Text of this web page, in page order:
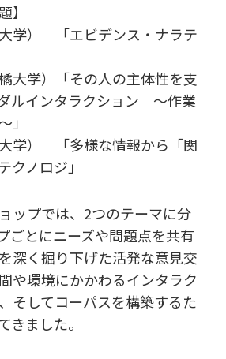
】
学） 「エビデンス・ナラテ
大学）「その人の主体性を支
ルインタラクション 〜作業
」
学） 「多様な情報から「関
クノロジ」
ップでは、2つのテーマに分
ごとにニーズや問題点を共有
深く掘り下げた活発な意見交
や環境にかかわるインタラク
そしてコーパスを構築するた
きました。